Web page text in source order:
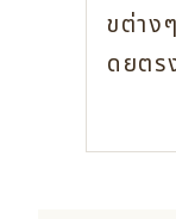
ขต่างๆ
ดยตร